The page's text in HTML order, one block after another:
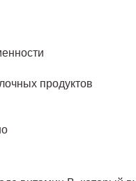
продуктов